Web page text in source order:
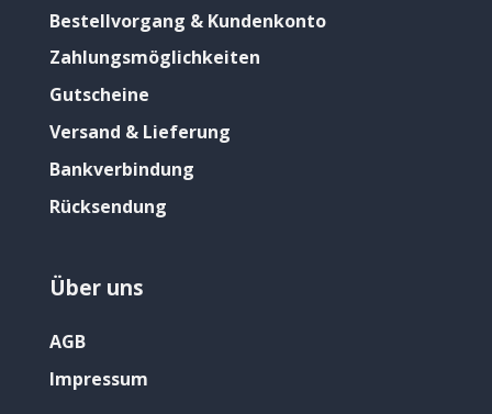
Bestellvorgang & Kundenkonto
Zahlungsmöglichkeiten
Gutscheine
Versand & Lieferung
Bankverbindung
Rücksendung
Über uns
AGB
Impressum